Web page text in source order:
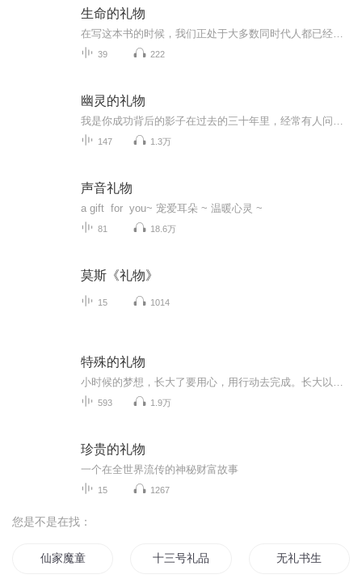
生命的礼物
39 222
幽灵的礼物
147 1.3万
声音礼物
a gift for you~ 宠爱耳朵 ~ 温暖心灵 ~
81 18.6万
莫斯《礼物》
15 1014
特殊的礼物
593 1.9万
珍贵的礼物
一个在全世界流传的神秘财富故事
15 1267
您是不是在找：
仙家魔童 十三号礼品店 无礼书生